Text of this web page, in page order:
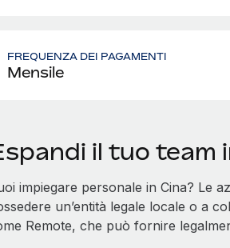
FREQUENZA DEI PAGAMENTI
Mensile
il tuo team
impiegare personale in Cina? Le
un’entità legale locale o a
Remote, che può fornire